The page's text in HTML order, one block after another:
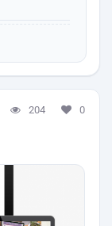
204 0